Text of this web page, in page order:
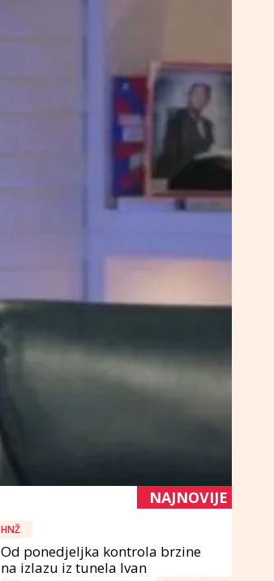
NAJNOVIJE
HNŽ
Od ponedjeljka kontrola brzine
na izlazu iz tunela Ivan